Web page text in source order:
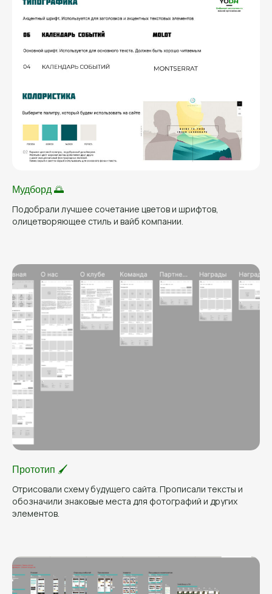
Мудборд 🌅
Подобрали лучшее сочетание цветов и шрифтов,
олицетворяющее стиль и вайб компании.
Прототип 🖌️
Отрисовали схему будущего сайта. Прописали тексты и
обозначили знаковые места для фотографий и других
элементов.